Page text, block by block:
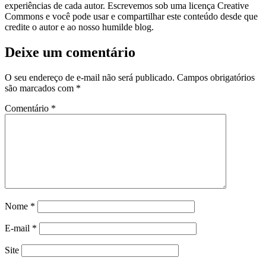
experiências de cada autor. Escrevemos sob uma licença Creative
Commons e você pode usar e compartilhar este conteúdo desde que
credite o autor e ao nosso humilde blog.
Deixe um comentário
O seu endereço de e-mail não será publicado. Campos obrigatórios
são marcados com *
Comentário *
Nome *
E-mail *
Site